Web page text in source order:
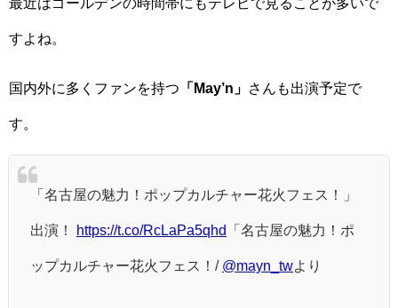
すよね。
国内外に多くファンを持つ 「May’n」 さんも出演予定で
す。
「名古屋の魅力！ポップカルチャー花火フェス！」
出演！ https://t.co/RcLaPa5qhd 「名古屋の魅力！ポ
ップカルチャー花火フェス！/ @mayn_tw より